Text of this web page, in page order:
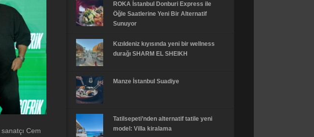
Cem
ROKA İstanbul Donburi Express ile
Öğle Saatlerine Yeni Bir Alternatif
Sunuyor
Kızıldeniz kıyısında yeni bir wellness
durağı SHARM EL SHEIKH
Manze İstanbul Suadiye
Tatilsepeti’nden alternatif tatile yeni
model: Villa kiralama